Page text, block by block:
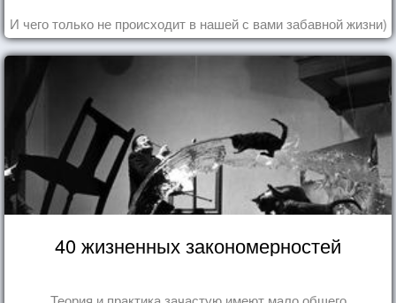
И чего только не происходит в нашей с вами забавной жизни)
40 жизненных закономерностей